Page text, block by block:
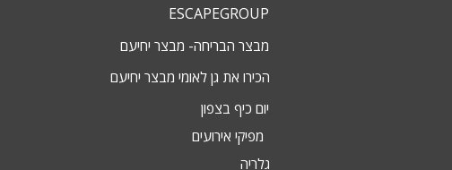
ESCAPEGROUP
מבצר הבריחה- מבצר יחיעם
הכירו את גן לאומי מבצר יחיעם
יום כיף בצפון
מפיקי אירועים
גלריה